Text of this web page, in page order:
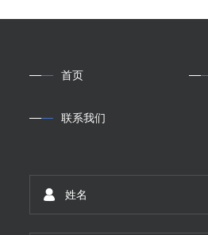
首页
联系我们